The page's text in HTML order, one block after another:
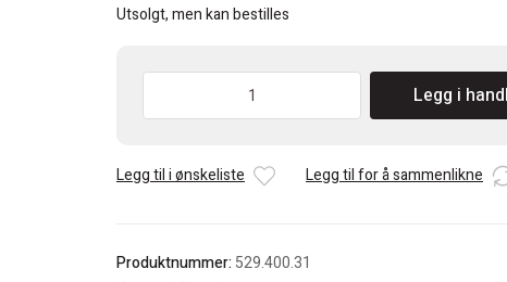
Utsolgt, men kan bestilles
Legg i
Legg til i ønskeliste Legg til for å sammenlikne
Produktnummer: 529.400.31